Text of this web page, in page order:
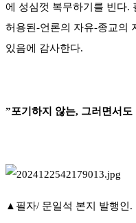
에 성심껏 복무하기를 빈다.
허용된-언론의 자유-종교의
있음에 감사한다.
”포기하지 않는, 그러면서
▲필자/ 문일석 본지 발행인.